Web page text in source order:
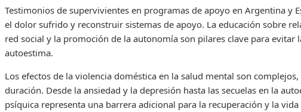
Testimonios de supervivientes en programas de apoyo en Argentina y
el dolor sufrido y reconstruir sistemas de apoyo. La educación sobre
red social y la promoción de la autonomía son pilares clave para
autoestima.
Los efectos de la violencia doméstica en la salud mental son
duración. Desde la ansiedad y la depresión hasta las secuelas en la
psíquica representa una barrera adicional para la recuperación y la